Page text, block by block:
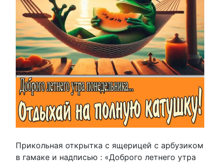
Прикольная открытка с ящерицей с арбузиком
в гамаке и надписью : «Доброго летнего утра